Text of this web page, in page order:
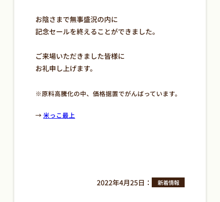
お陰さまで無事盛況の内に
記念セールを終えることができました。
ご来場いただきました皆様に
お礼申し上げます。
※原料高騰化の中、価格据置でがんばっています。
→ 米っこ最上
2022年4月25日 ： 新着情報